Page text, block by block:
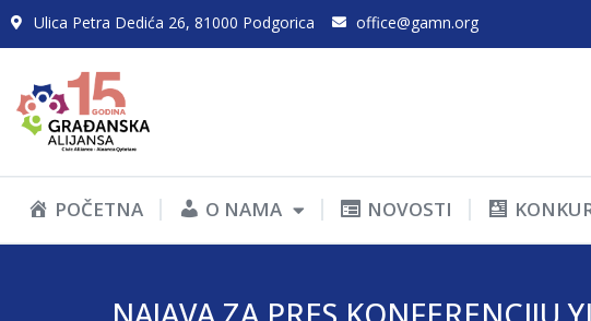
Ulica Petra Dedića 26, 81000 Podgorica office@gamn.org
POČETNA O NAMA NOVOSTI